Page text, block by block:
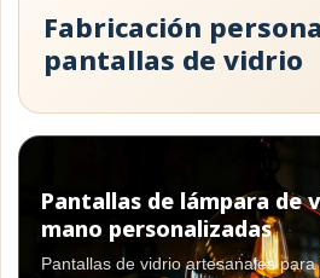
Fabricación
pantallas de vidrio
Pantallas de lámpara de
mano personalizadas
Pantallas de vidrio artesanales